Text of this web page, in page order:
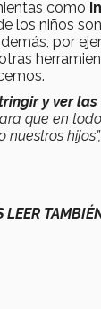
como
los niños
por
y ver
que en
LEER